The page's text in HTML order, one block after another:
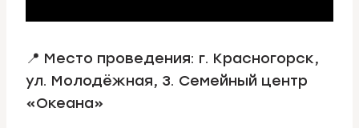
📍 Место проведения: г. Красногорск,
ул. Молодёжная, 3. Семейный центр
«Океана»